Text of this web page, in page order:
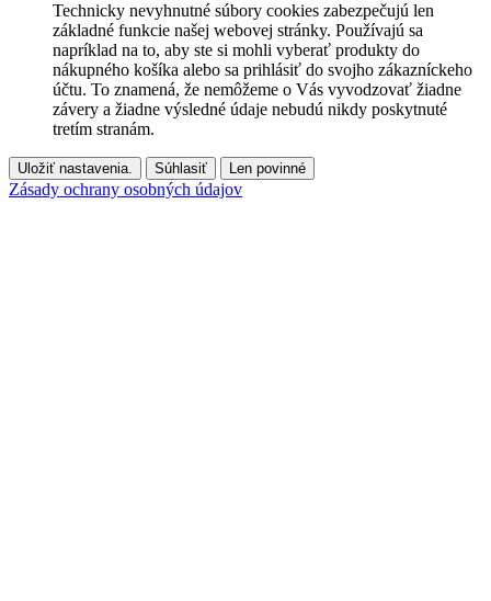
Technicky nevyhnutné súbory cookies zabezpečujú len
základné funkcie našej webovej stránky. Používajú sa
napríklad na to, aby ste si mohli vyberať produkty do
nákupného košíka alebo sa prihlásiť do svojho zákazníckeho
účtu. To znamená, že nemôžeme o Vás vyvodzovať žiadne
závery a žiadne výsledné údaje nebudú nikdy poskytnuté
tretím stranám.
Uložiť nastavenia. Súhlasiť Len povinné
Zásady ochrany osobných údajov